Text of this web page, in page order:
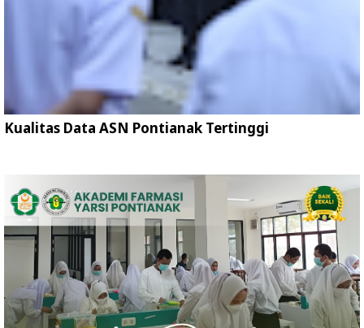
Kualitas Data ASN Pontianak Tertinggi